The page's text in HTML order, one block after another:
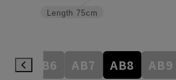
Length 75cm
AB6 AB7 AB8 AB9